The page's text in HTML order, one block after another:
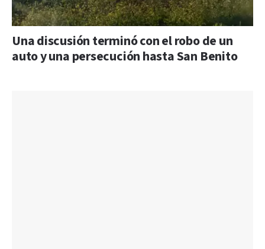
Una discusión terminó con el robo de un
auto y una persecución hasta San Benito